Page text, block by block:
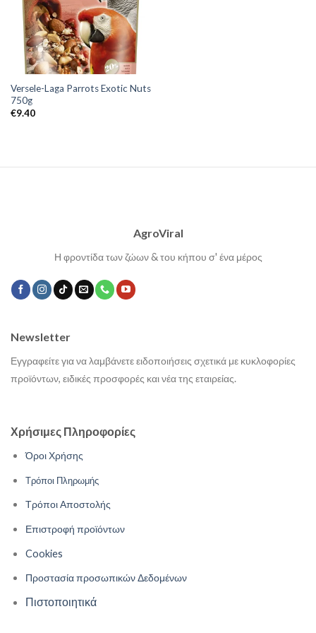
Versele-Laga Parrots Exotic Nuts
750g
€9.40
AgroViral
Η φροντίδα των ζώων & του κήπου σ' ένα μέρος
Χρήσιμες Πληροφορίες
Όροι Χρήσης
Τρόποι Πληρωμής
Τρόποι Αποστολής
Επιστροφή προϊόντων
Cookies
Προστασία προσωπικών Δεδομένων
Πιστοποιητικά
Newsletter
Εγγραφείτε για να λαμβάνετε ειδοποιήσεις σχετικά με κυκλοφορίες
προϊόντων, ειδικές προσφορές και νέα της εταιρείας.